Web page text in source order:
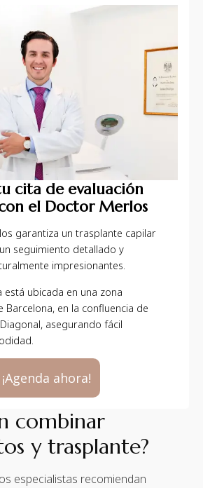
cita de evaluación
el Doctor Merlos
garantiza un trasplante capilar
seguimiento detallado y
impresionantes.
está ubicada en una zona
Barcelona, en la confluencia de
asegurando fácil
¡Agenda ahora!
combinar
y trasplante?
especialistas recomiendan